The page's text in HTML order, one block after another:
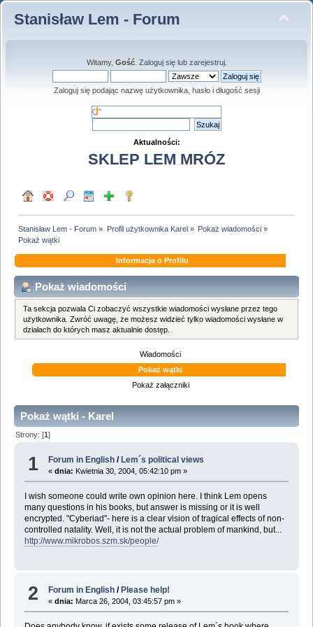
Stanisław Lem - Forum
Witamy, Gość. Zaloguj sięlub zarejestruj.
Zaloguj się podając nazwę użytkownika, hasło i długość sesji
Aktualności:
SKLEP LEM MRÓZ
Stanisław Lem - Forum » Profil użytkownika Karel» Pokaż wiadomości»
Pokaż wątki
Informacja o Profilu
Pokaż wiadomości
Ta sekcja pozwala Ci zobaczyć wszystkie wiadomości wysłane przez tego
użytkownika. Zwróć uwagę, że możesz widzieć tylko wiadomości wysłane w
działach do których masz aktualnie dostęp.
Wiadomości
Pokaż wątki
Pokaż załączniki
Pokaż wątki - Karel
Strony: [1]
1 Forum in English / Lem´s political views
«dnia: Kwietnia 30, 2004, 05:42:10 pm »
I wish someone could write own opinion here. I think Lem opens
many questions in his books, but answer is missing or it is well
encrypted. "Cyberiad"- here is a clear vision of tragical effects of non-
controlled natality. Well, it is not the actual problem of mankind, but...
http://www.mikrobos.szm.sk/people/
2 Forum in English /Please help!
«dnia: Marca 26, 2004, 03:45:57 pm »